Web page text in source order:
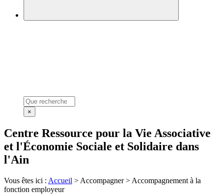
×
Centre Ressource pour la Vie Associative
et l'Économie Sociale et Solidaire dans
l'Ain
Vous êtes ici : Accueil > Accompagner> Accompagnement à la
fonction employeur